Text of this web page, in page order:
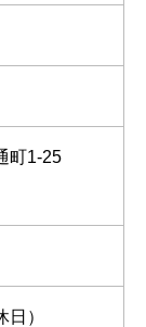
町1-25
）